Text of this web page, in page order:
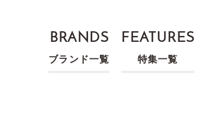
BRANDS
ブランド一覧
FEATURES
特集一覧